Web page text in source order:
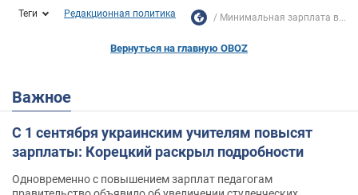
Теги Редакционная политика Минимальная зарплата в...
Вернуться на главную OBOZ
Важное
С 1 сентября украинским учителям повысят
зарплаты: Корецкий раскрыл подробности
Одновременно с повышением зарплат педагогам